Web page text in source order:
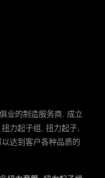
业的制造服务商. 成立
力起子组, 扭力起子,
达到客户各种品质的